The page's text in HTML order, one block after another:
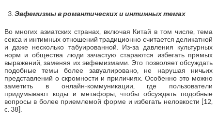
Эвфемизмы в романтических и интимных темах
Во многих азиатских странах, включая Китай в том числе, тема
секса и интимных отношений традиционно считается деликатной
и даже несколько табуированной. Из-за давления культурных
норм и общества люди зачастую стараются избегать прямых
выражений, заменяя их эвфемизмами. Это позволяет обсуждать
подобные темы более завуалировано, не нарушая ничьих
представлений о скромности и приличиях. Особенно это можно
заметить в онлайн-коммуникации, где пользователи
придумывают коды и метафоры, чтобы обсуждать подобные
вопросы в более приемлемой форме и избегать неловкости [12,
c. 38]: